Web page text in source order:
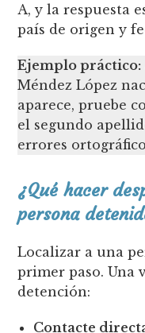
A, y la respuesta
país de origen y
Ejemplo práctico:
Méndez López
aparece, pruebe
el segundo
errores
¿Qué hacer
persona
Localizar a una
primer paso. Una
detención:
Contacte